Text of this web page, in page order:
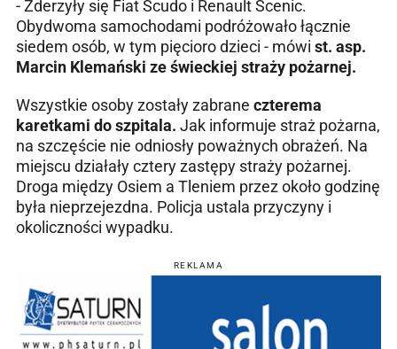
- Zderzyły się Fiat Scudo i Renault Scenic.
Obydwoma samochodami podróżowało łącznie
siedem osób, w tym pięcioro dzieci - mówi st. asp.
Marcin Klemański ze świeckiej straży pożarnej.
Wszystkie osoby zostały zabrane czterema
karetkami do szpitala. Jak informuje straż pożarna,
na szczęście nie odniosły poważnych obrażeń. Na
miejscu działały cztery zastępy straży pożarnej.
Droga między Osiem a Tleniem przez około godzinę
była nieprzejezdna. Policja ustala przyczyny i
okoliczności wypadku.
REKLAMA